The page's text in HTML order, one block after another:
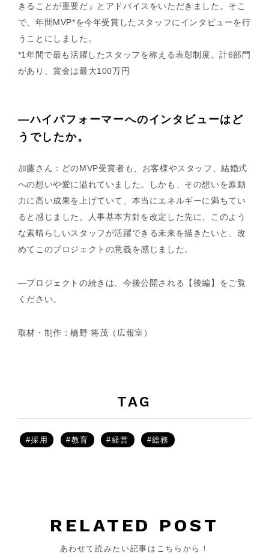
きることが重要だ』とアドバイスをいただきました。そこ
で、年間MVP*を今年受賞したスタッフにインタビューを行
うことにしました。
*1年間で最も活躍したスタッフを称える表彰制度。計6部門
があり、賞金は最大100万円
—ハイパフォーマーへのインタビューはど
うでしたか。
加藤さん：どのMVP受賞者も、お客様やスタッフ、結婚式
への想いや愛に溢れていました。しかも、その想いを原動
力に高い成果を上げていて、本当にエネルギーに満ちてい
ると感じました。人事基本方針を改定した先に、このよう
な素晴らしいスタッフが活躍できる未来を描きたいと、改
めてこのプロジェクトの意義を感じました。
—プロジェクトの続きは、今後公開される【後編】をご覧
ください。
取材・制作：橋野 将茂（広報室）
TAG
#採用 #教育 #経営 #総務
RELATED POST
あわせて読みたい記事はこちらから！